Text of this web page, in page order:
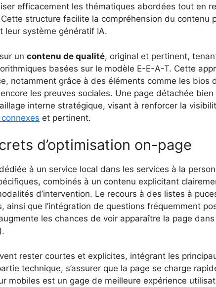
efficacement les thématiques abordées tout en
structure facilite la compréhension du contenu
leur système génératif IA.
un contenu de qualité, original et pertinent,
basées sur le modèle E-E-A-T. Cette
notamment grâce à des éléments comme les bios
les preuves sociales. Une page détachée bien
interne stratégique, visant à renforcer la
et pertinent.
d’optimisation on-page
à un service local dans les services à la
combinés à un contenu explicitant
d’intervention. Le recours à des listes à
ainsi que l’intégration de questions fréquemment
les chances de voir apparaître la page
rester courtes et explicites, intégrant les
technique, s’assurer que la page se charge
mobiles est un gage de meilleure expérience